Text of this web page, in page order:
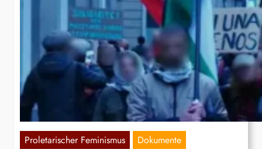
Proletarischer Feminismus
Dokumente